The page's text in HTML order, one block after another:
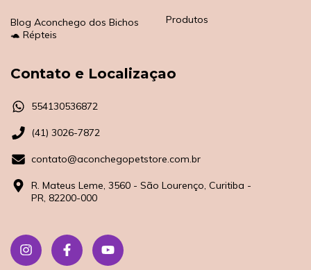
Blog Aconchego dos Bichos
🐢 Répteis
Produtos
Contato e Localizaçao
554130536872
(41) 3026-7872
contato@aconchegopetstore.com.br
R. Mateus Leme, 3560 - São Lourenço, Curitiba -
PR, 82200-000